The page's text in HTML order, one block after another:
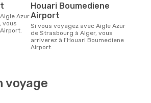
vous
Houari Boumediene
Airport
Si vous voyagez avec Aigle Azur
de Strasbourg à Alger, vous
arriverez à l'Houari Boumediene
Airport.
voyage